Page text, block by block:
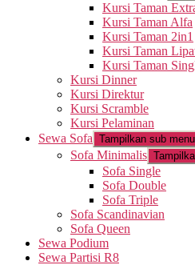
Kursi Taman
Kursi Taman Alfa
Kursi Taman 2in1
Kursi Taman
Kursi Taman
Kursi Dinner
Kursi Direktur
Kursi Scramble
Kursi Pelaminan
Sewa Sofa Tampilkan sub menu
Sofa Minimalis
Sofa Single
Sofa Double
Sofa Triple
Sofa Scandinavian
Sofa Queen
Sewa Podium
Sewa Partisi R8